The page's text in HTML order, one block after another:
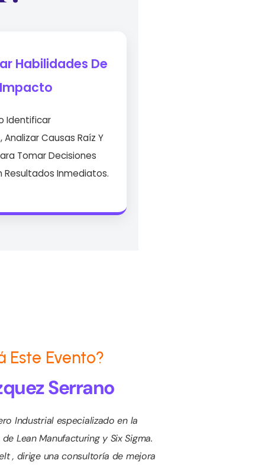
Habilidades De
Impacto
Identificar
Analizar Causas Raíz Y
Tomar Decisiones
Resultados Inmediatos.
Este Evento?
Serrano
Industrial especializado en la
Lean Manufacturing y Six Sigma.
, dirige una consultoría de mejora